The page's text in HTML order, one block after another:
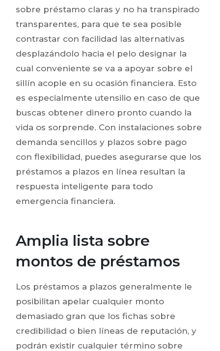
sobre préstamo claras y no ha transpirado
transparentes, para que te sea posible
contrastar con facilidad las alternativas
desplazándolo hacia el pelo designar la
cual conveniente se va a apoyar sobre el
sillí­n acople en su ocasión financiera. Esto
es especialmente utensilio en caso de que
buscas obtener dinero pronto cuando la
vida os sorprende. Con instalaciones sobre
demanda sencillos y plazos sobre pago
con flexibilidad, puedes asegurarse que los
préstamos a plazos en línea resultan la
respuesta inteligente para todo
emergencia financiera.
Amplia lista sobre
montos de préstamos
Los préstamos a plazos generalmente le
posibilitan apelar cualquier monto
demasiado gran que los fichas sobre
credibilidad o bien líneas de reputación, y
podrán existir cualquier término sobre